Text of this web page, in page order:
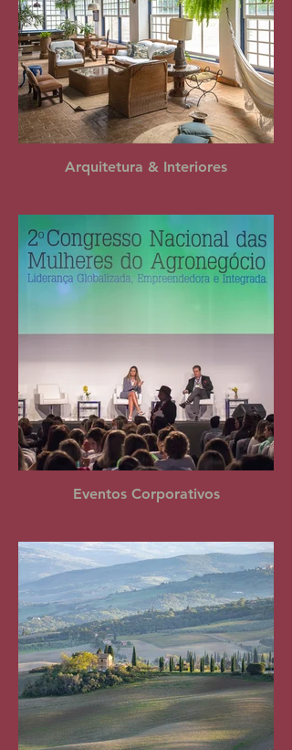
Arquitetura & Interiores
Eventos Corporativos